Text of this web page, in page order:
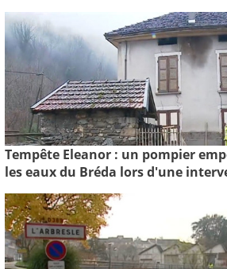
Tempête Eleanor : un pompier
les eaux du Bréda lors d'une